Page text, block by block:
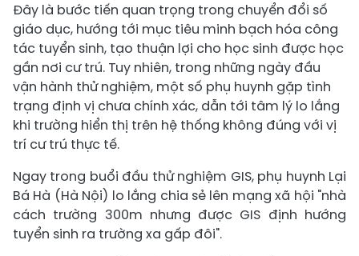
Đây là bước tiến quan trọng trong chuyển đổi số
giáo dục, hướng tới mục tiêu minh bạch hóa công
tác tuyển sinh, tạo thuận lợi cho học sinh được học
gần nơi cư trú. Tuy nhiên, trong những ngày đầu
vận hành thử nghiệm, một số phụ huynh gặp tình
trạng định vị chưa chính xác, dẫn tới tâm lý lo lắng
khi trường hiển thị trên hệ thống không đúng với vị
trí cư trú thực tế.
Ngay trong buổi đầu thử nghiệm GIS, phụ huynh Lại
Bá Hà (Hà Nội) lo lắng chia sẻ lên mạng xã hội "nhà
cách trường 300m nhưng được GIS định hướng
tuyển sinh ra trường xa gấp đôi".